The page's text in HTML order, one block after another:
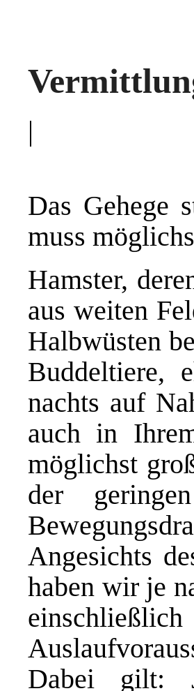
|
Das Gehege
muss
Hamster,
aus weiten
Halbwüsten
Buddeltiere,
nachts auf
auch in
möglichst
der
Angesichts
haben wir je
Dabei gilt: